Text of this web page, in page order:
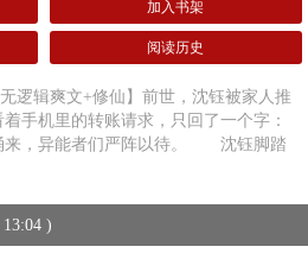
加入书架
阅读历史
逻辑爽文+修仙】前世，沈钰被家人推
机里的转账请求，只回了一个字：
来，异能者们严阵以待。 沈钰脚踏
)